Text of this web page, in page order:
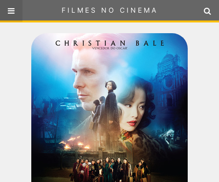
FILMES NO CINEMA
ou selecione sua localização
FILMES NO CINEMA
SELECIONE SUA LOCALIZAÇÃO
FILMES EM CARTAZ
PRÓXIMOS LANÇAMENTOS
GÊNEROS
NOTÍCIAS
PÁGINA INICIAL